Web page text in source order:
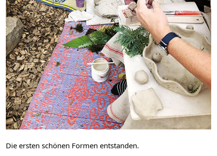
Die ersten schönen Formen entstanden.